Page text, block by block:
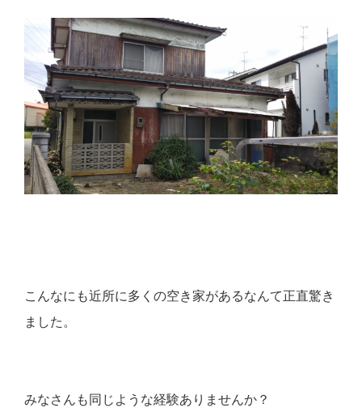
こんなにも近所に多くの空き家があるなんて正直驚き
ました。
みなさんも同じような経験ありませんか？